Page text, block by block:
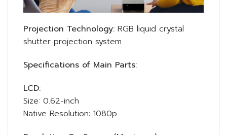
Projection Technology: RGB liquid crystal
shutter projection system
Specifications of Main Parts:
LCD:
Size: 0.62-inch
Native Resolution: 1080p